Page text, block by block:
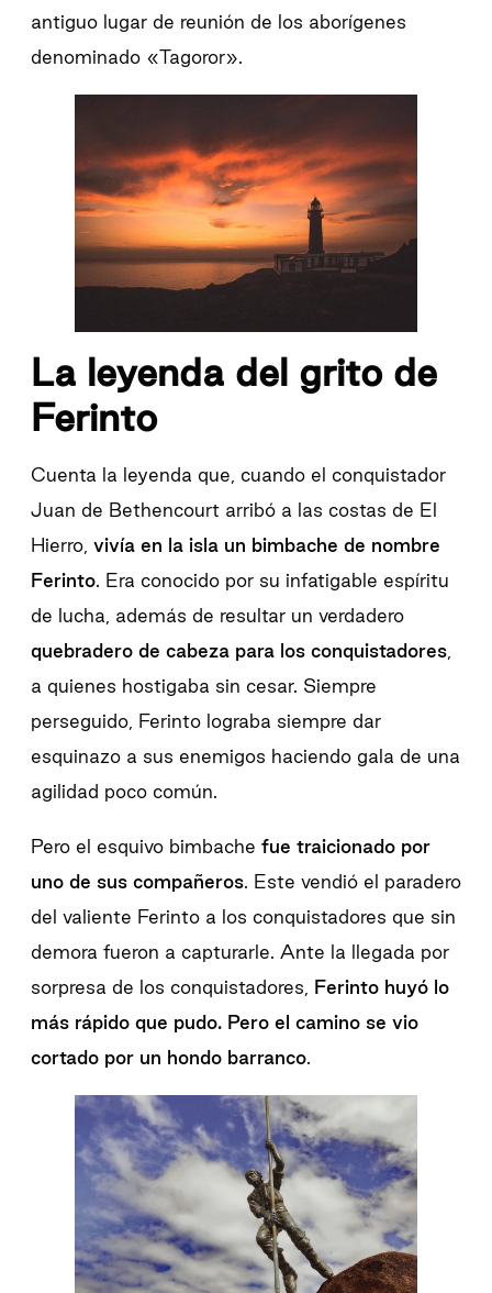
antiguo lugar de reunión de los aborígenes
denominado «Tagoror».
La leyenda del grito de
Ferinto
Cuenta la leyenda que, cuando el conquistador
Juan de Bethencourt arribó a las costas de El
Hierro, vivía en la isla un bimbache de nombre
Ferinto. Era conocido por su infatigable espíritu
de lucha, además de resultar un verdadero
quebradero de cabeza para los conquistadores,
a quienes hostigaba sin cesar. Siempre
perseguido, Ferinto lograba siempre dar
esquinazo a sus enemigos haciendo gala de una
agilidad poco común.
Pero el esquivo bimbache fue traicionado por
uno de sus compañeros. Este vendió el paradero
del valiente Ferinto a los conquistadores que sin
demora fueron a capturarle. Ante la llegada por
sorpresa de los conquistadores, Ferinto huyó lo
más rápido que pudo. Pero el camino se vio
cortado por un hondo barranco.